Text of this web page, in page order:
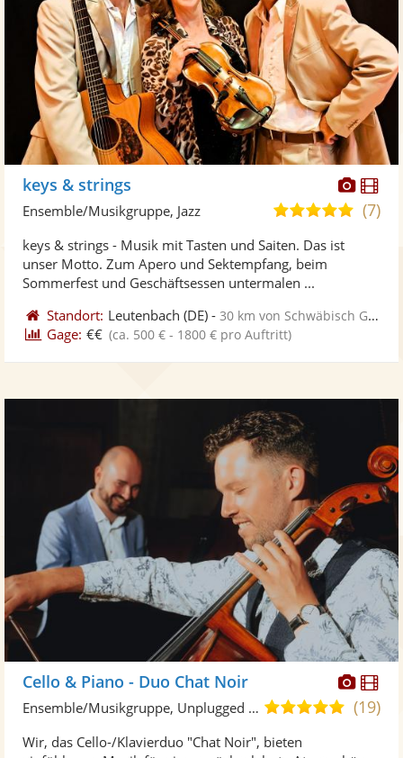
keys & strings
5,0(7)
Ensemble/Musikgruppe, Jazz
keys & strings - Musik mit Tasten und Saiten. Das ist
unser Motto. Zum Apero und Sektempfang, beim
Sommerfest und Geschäftsessen untermalen ...
Standort: Leutenbach (DE) -30 km von Schwäbisch Gmünd
Gage: €€ (ca. 500 € - 1800 € pro Auftritt)
Cello & Piano - Duo Chat Noir
5,0
5
(19)
Ensemble/Musikgruppe, Unplugged Band/Akustik Band
Wir, das Cello-/Klavierduo "Chat Noir", bieten